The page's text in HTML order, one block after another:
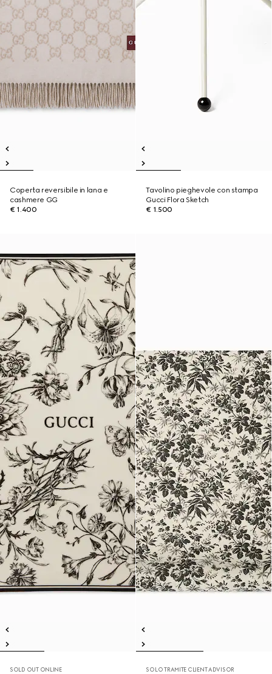
Coperta reversibile in lana e
cashmere GG
€ 1.400
Tavolino pieghevole con stampa
Gucci Flora Sketch
€ 1.500
SOLD OUT ONLINE SOLO TRAMITE CLIENT ADVISOR